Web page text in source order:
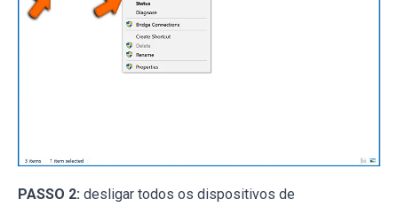
PASSO 2: desligar todos os dispositivos de